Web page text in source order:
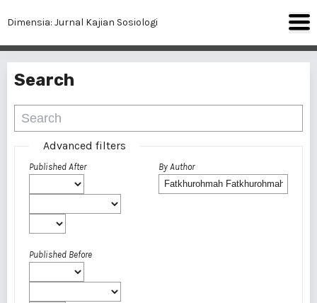
Dimensia: Jurnal Kajian Sosiologi
Search
Advanced filters
Published After
Published Before
By Author